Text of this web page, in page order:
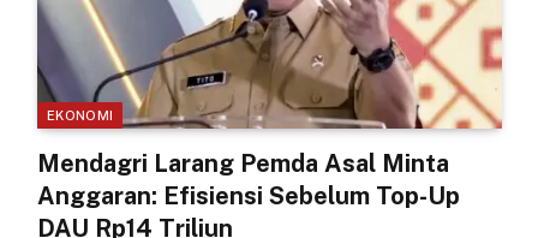
EKONOMI
Mendagri Larang Pemda Asal Minta
Anggaran: Efisiensi Sebelum Top-Up
DAU Rp14 Triliun